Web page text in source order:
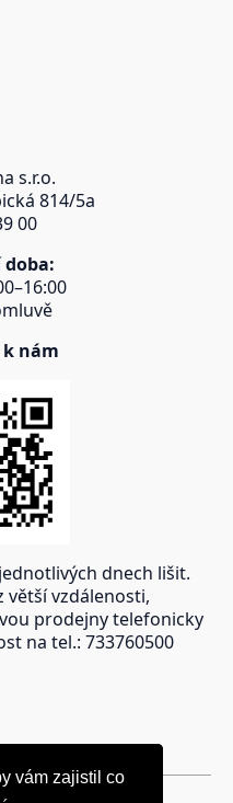
vám zajistil co
vám zajistil co
s.r.o.
814/5a
00
k nám
dnech lišit.
větší vzdálenosti,
prodejny telefonicky
na tel.: 733760500